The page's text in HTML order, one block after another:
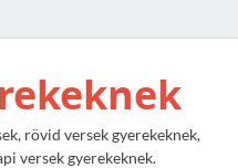
rövid versek gyerekeknek,
versek gyerekeknek.